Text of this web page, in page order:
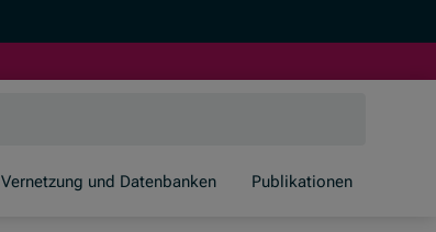
Vernetzung und Datenbanken Publikationen